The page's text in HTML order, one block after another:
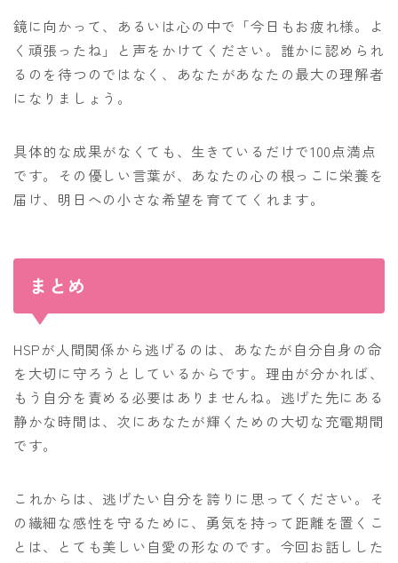
鏡に向かって、あるいは心の中で「今日もお疲れ様。よ
く頑張ったね」と声をかけてください。誰かに認められ
るのを待つのではなく、あなたがあなたの最大の理解者
になりましょう。
具体的な成果がなくても、生きているだけで100点満点
です。その優しい言葉が、あなたの心の根っこに栄養を
届け、明日への小さな希望を育ててくれます。
まとめ
HSPが人間関係から逃げるのは、あなたが自分自身の命
を大切に守ろうとしているからです。理由が分かれば、
もう自分を責める必要はありませんね。逃げた先にある
静かな時間は、次にあなたが輝くための大切な充電期間
です。
これからは、逃げたい自分を誇りに思ってください。そ
の繊細な感性を守るために、勇気を持って距離を置くこ
とは、とても美しい自愛の形なのです。今回お話しした